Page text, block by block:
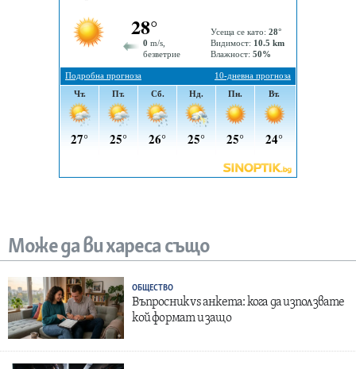
Може да ви хареса също
ОБЩЕСТВО
Въпросник vs анкета: кога да използвате
кой формат и защо